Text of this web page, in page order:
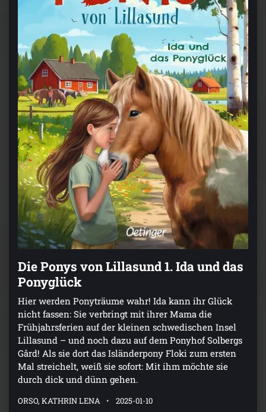
Die Ponys von Lillasund 1. Ida und das
Ponyglück
Hier werden Ponyträume wahr! Ida kann ihr Glück
nicht fassen: Sie verbringt mit ihrer Mama die
Frühjahrsferien auf der kleinen schwedischen Insel
Lillasund – und noch dazu auf dem Ponyhof Solbergs
Gård! Als sie dort das Isländerpony Floki zum ersten
Mal streichelt, weiß sie sofort: Mit ihm möchte sie
durch dick und dünn gehen.
ORSO, KATHRIN LENA 2025-01-10